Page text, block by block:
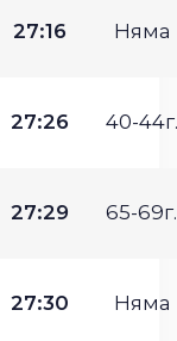
27:16 Няма
27:26 40-44г.
27:29 65-69г.
27:30 Няма